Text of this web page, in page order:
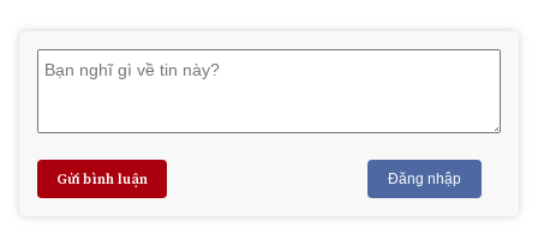
Gửi bình luận Đăng nhập